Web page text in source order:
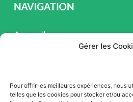
Gérer les
Pour offrir les meilleures expériences, nous
telles que les cookies pour stocker et/ou
NAVIGATION
Accueil
Promotion